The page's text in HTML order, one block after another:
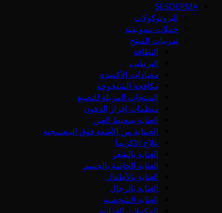
SESDERMA
البروتوكولات
حملات تسويقية
تدريبات المنتج
النظافة
الترطيب
مضادات الأكسدة
مكافحة الشيخوخة
المنتجات المزيلة للتصبغ
منظمات إفراز الدهون
العناية بمحيط العين
الحماية من الأشعة فوق البنفسجية
علاج الإكزيما
العناية بالشعر
العناية الخاصة بالجسم
العناية بالأطفال
العناية بالرجال
العناية الشخصية